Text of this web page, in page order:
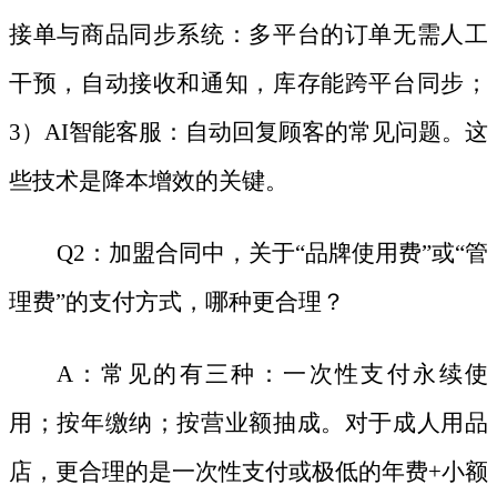
接单与商品同步系统：多平台的订单无需人工
干预，自动接收和通知，库存能跨平台同步；
3）AI智能客服：自动回复顾客的常见问题。这
些技术是降本增效的关键。
Q2：加盟合同中，关于“品牌使用费”或“管
理费”的支付方式，哪种更合理？
A：常见的有三种：一次性支付永续使
用；按年缴纳；按营业额抽成。对于成人用品
店，更合理的是一次性支付或极低的年费+小额